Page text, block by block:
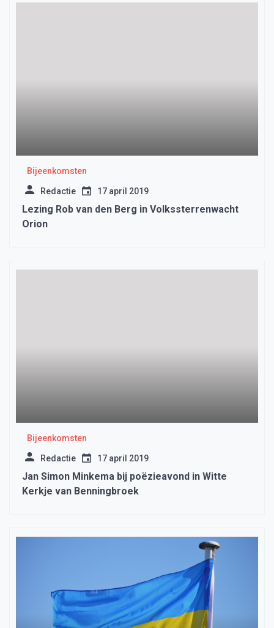
Bijeenkomsten
Redactie 17 april 2019
Lezing Rob van den Berg in Volkssterrenwacht
Orion
Bijeenkomsten
Redactie 17 april 2019
Jan Simon Minkema bij poëzieavond in Witte
Kerkje van Benningbroek